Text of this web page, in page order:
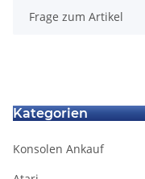
Frage zum Artikel
Kategorien
Konsolen Ankauf